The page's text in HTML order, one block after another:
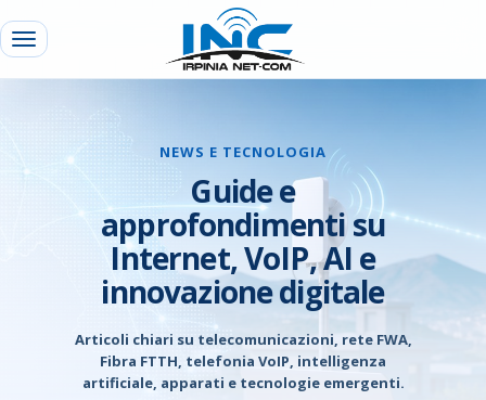
NEWS E TECNOLOGIA
Guide e
approfondimenti su
Internet, VoIP, AI e
innovazione digitale
Articoli chiari su telecomunicazioni, rete FWA,
Fibra FTTH, telefonia VoIP, intelligenza
artificiale, apparati e tecnologie emergenti.